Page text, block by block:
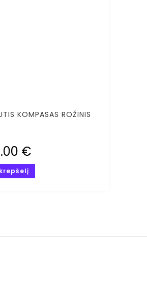
KOMPASAS ROŽINIS
€